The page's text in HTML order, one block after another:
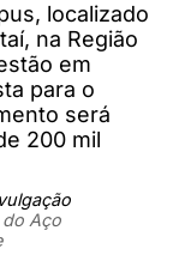
localizado
na Região
em
para o
será
200 mil
do Aço